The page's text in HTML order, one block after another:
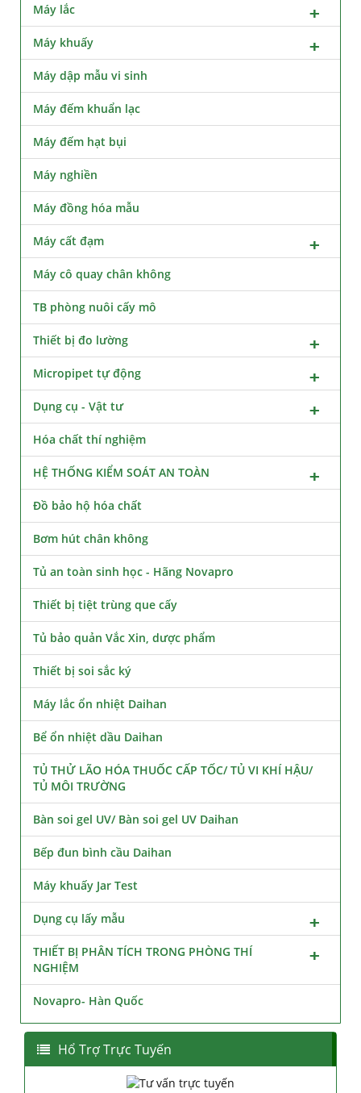
Máy lắc
Máy khuấy
Máy dập mẫu vi sinh
Máy đếm khuẩn lạc
Máy đếm hạt bụi
Máy nghiền
Máy đồng hóa mẫu
Máy cất đạm
Máy cô quay chân không
TB phòng nuôi cấy mô
Thiết bị đo lường
Micropipet tự động
Dụng cụ - Vật tư
Hóa chất thí nghiệm
HỆ THỐNG KIỂM SOÁT AN TOÀN
Đồ bảo hộ hóa chất
Bơm hút chân không
Tủ an toàn sinh học - Hãng Novapro
Thiết bị tiệt trùng que cấy
Tủ bảo quản Vắc Xin, dược phẩm
Thiết bị soi sắc ký
Máy lắc ổn nhiệt Daihan
Bể ổn nhiệt dầu Daihan
TỦ THỬ LÃO HÓA THUỐC CẤP TỐC/ TỦ VI KHÍ HẬU/
TỦ MÔI TRƯỜNG
Bàn soi gel UV/ Bàn soi gel UV Daihan
Bếp đun bình cầu Daihan
Máy khuấy Jar Test
Dụng cụ lấy mẫu
THIẾT BỊ PHÂN TÍCH TRONG PHÒNG THÍ
NGHIỆM
Novapro- Hàn Quốc
Hổ Trợ Trực Tuyến